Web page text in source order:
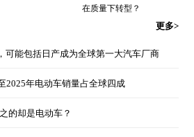
在质量下转型？
更多>
可能包括日产成为全球第一大汽车厂商
2025年电动车销量占全球四成
的却是电动车？